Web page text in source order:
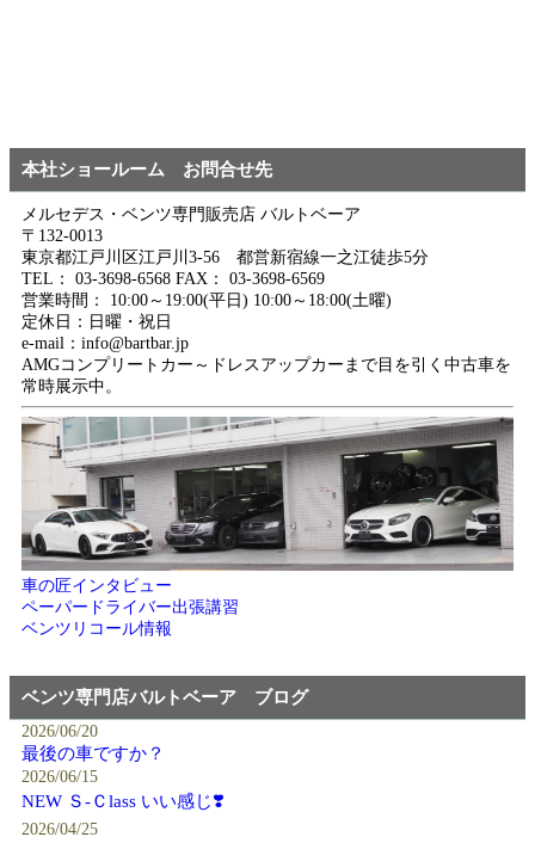
本社ショールーム お問合せ先
メルセデス・ベンツ専門販売店 バルトベーア
〒132-0013
東京都江戸川区江戸川3-56 都営新宿線一之江徒歩5分
TEL： 03-3698-6568 FAX： 03-3698-6569
営業時間： 10:00～19:00(平日) 10:00～18:00(土曜)
定休日：日曜・祝日
e-mail：info@bartbar.jp
AMGコンプリートカー～ドレスアップカーまで目を引く中古車を
常時展示中。
車の匠インタビュー
ペーパードライバー出張講習
ベンツリコール情報
ベンツ専門店バルトベーア ブログ
2026/06/20
最後の車ですか？
2026/06/15
NEW Ｓ-Ｃlass いい感じ❣️
2026/04/25